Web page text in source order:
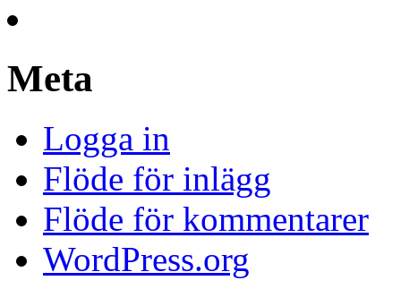
Meta
Logga in
Flöde för inlägg
Flöde för kommentarer
WordPress.org